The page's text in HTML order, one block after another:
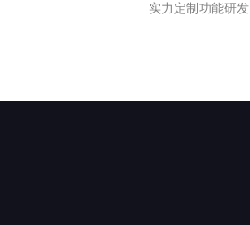
实力定制功能研发